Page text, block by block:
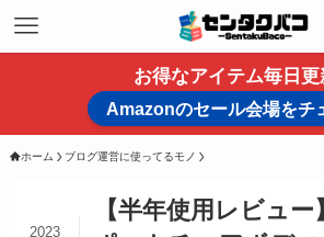
お得なアイテム毎日更
Amazonのセール会場をチ
ホーム ブログ運営に使ってるモノ
【半年使用レビュ
2023